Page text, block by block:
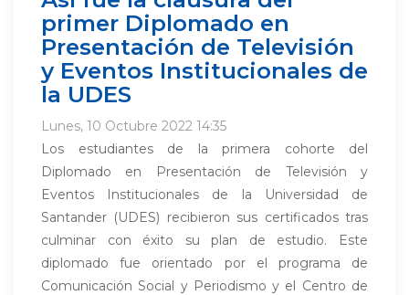
primer Diplomado en
Presentación de Televisión
y Eventos Institucionales de
la UDES
Lunes, 10 Octubre 2022 14:35
Los estudiantes de la primera cohorte del
Diplomado en Presentación de Televisión y
Eventos Institucionales de la Universidad de
Santander (UDES) recibieron sus certificados tras
culminar con éxito su plan de estudio. Este
diplomado fue orientado por el programa de
Comunicación Social y Periodismo y el Centro de